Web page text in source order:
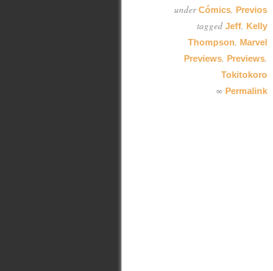
underCómics Previos
tagged Jeff Kelly
Thompson Marvel
Previews Previews
Tokitokoro
∞ Permalink